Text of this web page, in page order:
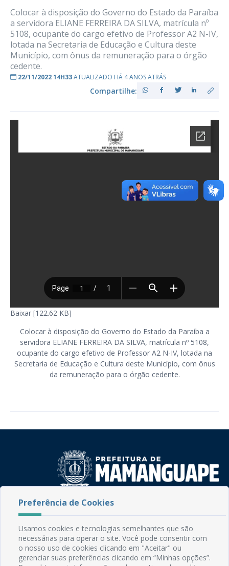
Colocar à disposição do Governo do Estado da Paraíba
a servidora ELIANE FERREIRA DA SILVA, matrícula nº
5108, ocupante do cargo efetivo de Professor A2 N-IV,
lotada na Secretaria de Educação e Cultura deste
Município, com ônus da remuneração para o órgão
cedente.
22/11/2022 14H33ATUALIZADO HÁ 4 ANOS ATRÁS
Compartilhe:
Baixar [122.62 KB]
Colocar à disposição do Governo do Estado da Paraíba a
servidora ELIANE FERREIRA DA SILVA, matrícula nº 5108,
ocupante do cargo efetivo de Professor A2 N-IV, lotada na
Secretaria de Educação e Cultura deste Município, com ônus
da remuneração para o órgão cedente.
Rua do Imperador, 78, Centro
CEP: 58.280-000 - Mamanguape/PB
Fone: (83) 3292-2246
Email: comunicacao@mamanguape.pb.gov.br
Expediente: Segunda à Sexta, das 08h às 13h
Preferência de Cookies
Usamos cookies e tecnologias semelhantes que são
necessárias para operar o site. Você pode consentir com
o nosso uso de cookies clicando em "Aceitar" ou
gerenciar suas preferências clicando em “Minhas opções”.